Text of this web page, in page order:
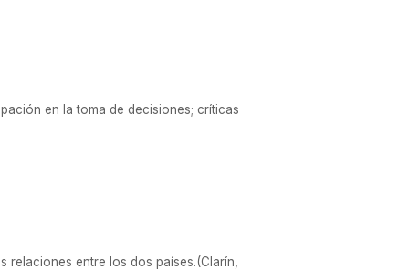
en la toma de decisiones; críticas
relaciones entre los dos países.(Clarín,